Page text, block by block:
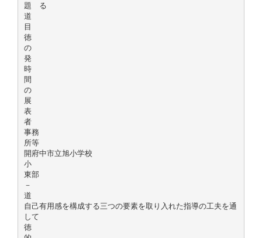
題 る
道
目
徳
の
発
時
間
の
展
表
者
事務
所等
開府中市立旭小学校
小
東部
－
道
自己有用感を構成する三つの要素を取り入れた指導の工夫を通
して
徳